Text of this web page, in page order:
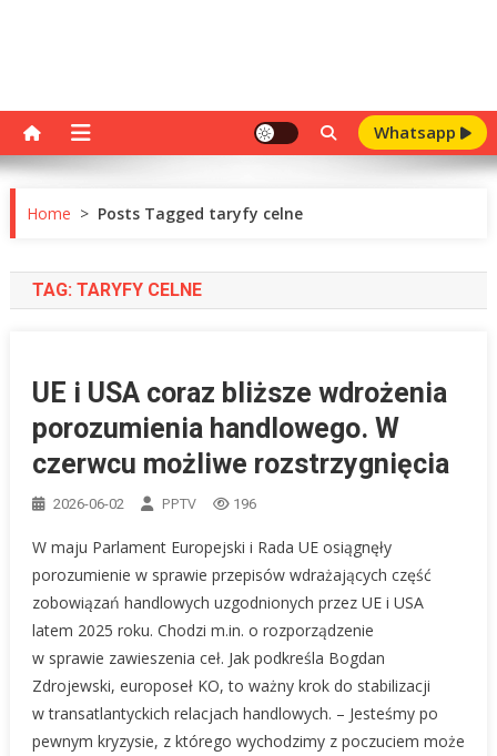
Whatsapp
Home > Posts Tagged taryfy celne
TAG: TARYFY CELNE
UE i USA coraz bliższe wdrożenia
porozumienia handlowego. W
czerwcu możliwe rozstrzygnięcia
2026-06-02 PPTV 196
W maju Parlament Europejski i Rada UE osiągnęły
porozumienie w sprawie przepisów wdrażających część
zobowiązań handlowych uzgodnionych przez UE i USA
latem 2025 roku. Chodzi m.in. o rozporządzenie
w sprawie zawieszenia ceł. Jak podkreśla Bogdan
Zdrojewski, europoseł KO, to ważny krok do stabilizacji
w transatlantyckich relacjach handlowych. – Jesteśmy po
pewnym kryzysie, z którego wychodzimy z poczuciem może